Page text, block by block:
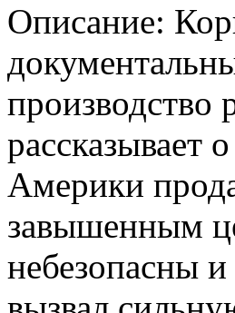
Описание:
рассказывает
Америки
завышенным
небезопасны